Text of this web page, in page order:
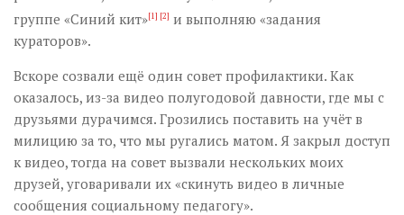
группе «Синий кит»[1] [2] и выполняю «задания
кураторов».
Вскоре созвали ещё один совет профилактики. Как
оказалось, из-за видео полугодовой давности, где мы с
друзьями дурачимся. Грозились поставить на учёт в
милицию за то, что мы ругались матом. Я закрыл доступ
к видео, тогда на совет вызвали нескольких моих
друзей, уговаривали их «скинуть видео в личные
сообщения социальному педагогу».